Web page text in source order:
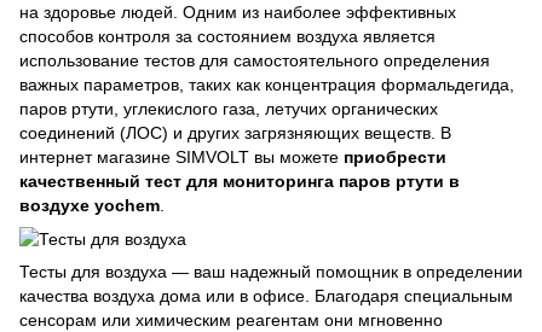
на здоровье людей. Одним из наиболее эффективных
способов контроля за состоянием воздуха является
использование тестов для самостоятельного определения
важных параметров, таких как концентрация формальдегида,
паров ртути, углекислого газа, летучих органических
соединений (ЛОС) и других загрязняющих веществ. В
интернет магазине SIMVOLT вы можете приобрести
качественный тест для мониторинга паров ртути в
воздухе yochem
Тесты для воздуха — ваш надежный помощник в определении
качества воздуха дома или в офисе. Благодаря специальным
сенсорам или химическим реагентам они мгновенно